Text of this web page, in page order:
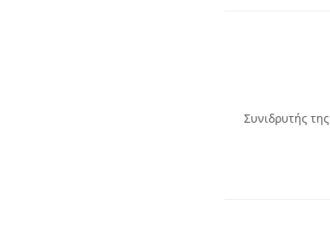
Συνιδρυτής